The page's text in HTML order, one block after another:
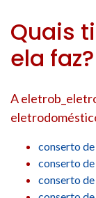
Quais
ela faz?
A
conserto
conserto
conserto